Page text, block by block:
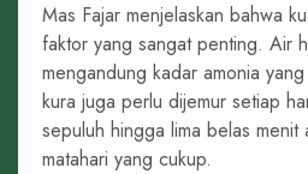
Mas Fajar menjelaskan bahwa
faktor yang sangat penting. Air
mengandung kadar amonia
kura juga perlu dijemur setiap
sepuluh hingga lima belas menit
matahari yang cukup.